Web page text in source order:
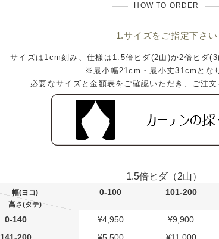
HOW TO ORDER
1.サイズをご指定下さい
サイズは1cm刻み、仕様は1.5倍ヒダ(2山)か2倍ヒダ(3
※最小幅21cm・最小丈31cmとな
必要なサイズと金額表をご確認いただき、ご注文
1.5倍ヒダ（2山）
幅(ヨコ)
高さ(タテ)
0-100 101-200
0-140 ¥4,950 ¥9,900